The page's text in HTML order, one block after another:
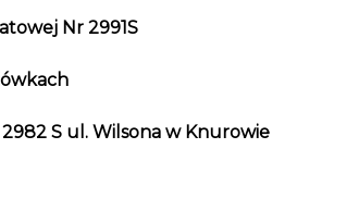
Nr 2991S
S ul. Wilsona w Knurowie